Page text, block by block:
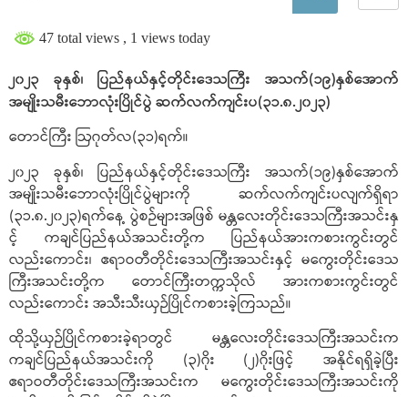
47 total views , 1 views today
၂၀၂၃ ခုနှစ်၊ ပြည်နယ်နှင့်တိုင်းဒေသကြီး အသက်(၁၉)နှစ်အောက်
အမျိုးသမီး‌ဘောလုံးပြိုင်ပွဲ ဆက်လက်ကျင်းပ(၃၁.၈.၂၀၂၃)
တောင်ကြီး ဩဂုတ်လ(၃၁)ရက်။
၂၀၂၃ ခုနှစ်၊ ပြည်နယ်နှင့်တိုင်းဒေသကြီး အသက်(၁၉)နှစ်အောက်
အမျိုးသမီး‌ဘောလုံးပြိုင်ပွဲများကို ဆက်လက်ကျင်းပလျက်ရှိရာ
(၃၁.၈.၂၀၂၃)ရက်နေ့ ပွဲစဉ်များအဖြစ် မန္တလေးတိုင်းဒေသကြီးအသင်းနှ
င့် ကချင်ပြည်နယ်အသင်းတို့က ပြည်နယ်အားကစားကွင်းတွင်
လည်းကောင်း၊ ဧရာဝတီတိုင်းဒေသကြီးအသင်းနှင့် မကွေးတိုင်းဒေသ
ကြီးအသင်းတို့က တောင်ကြီးတက္ကသိုလ် အားကစားကွင်းတွင်
လည်းကောင်း အသီးသီးယှဉ်ပြိုင်ကစားခဲ့ကြသည်။
ထိုသို့ယှဉ်ပြိုင်ကစားခဲ့ရာတွင် မန္တလေးတိုင်းဒေသကြီးအသင်းက
ကချင်ပြည်နယ်အသင်းကို (၃)ဂိုး (၂)ဂိုးဖြင့် အနိုင်ရရှိခဲ့ပြီး
ဧရာဝတီတိုင်းဒေသကြီးအသင်းက မကွေးတိုင်းဒေသကြီးအသင်းကို